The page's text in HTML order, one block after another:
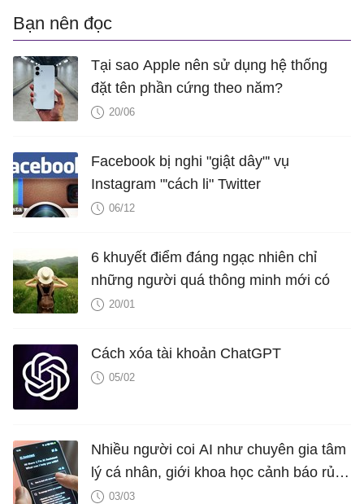
Bạn nên đọc
Tại sao Apple nên sử dụng hệ thống
đặt tên phần cứng theo năm?
20/06
Facebook bị nghi "giật dây"' vụ
Instagram "'cách li" Twitter
06/12
6 khuyết điểm đáng ngạc nhiên chỉ
những người quá thông minh mới có
20/01
Cách xóa tài khoản ChatGPT
05/02
Nhiều người coi AI như chuyên gia tâm
lý cá nhân, giới khoa học cảnh báo rủi
ro nghiêm trọng
03/03